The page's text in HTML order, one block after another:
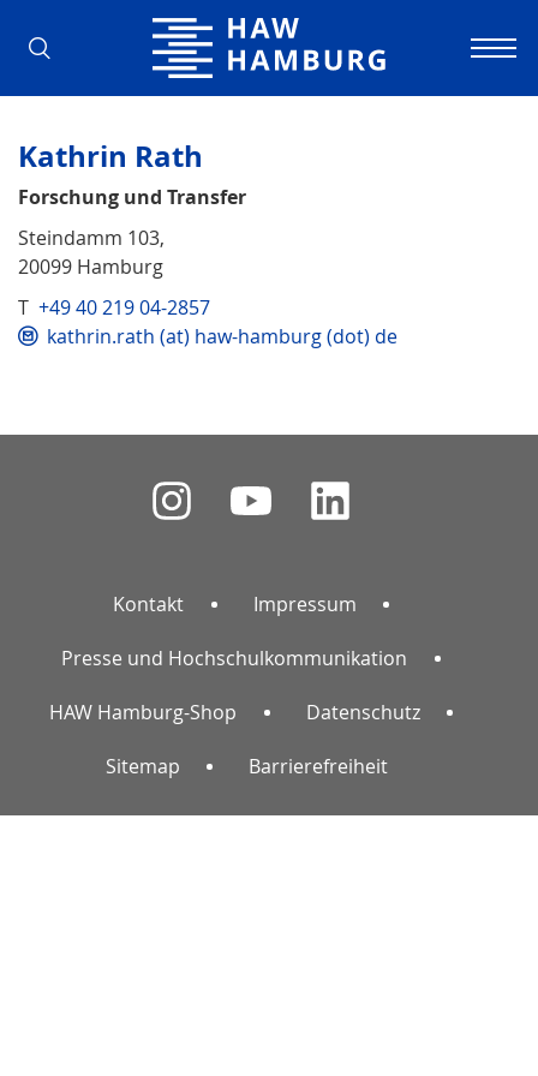
Hochschule für Angewandte
Kathrin Rath
Forschung und Transfer
Steindamm 103,
20099 Hamburg
T +49 40 219 04-2857
kathrin.rath (at) haw-hamburg (dot) de
Kontakt Impressum
Presse und Hochschulkommunikation
HAW Hamburg-Shop Datenschutz
Sitemap Barrierefreiheit